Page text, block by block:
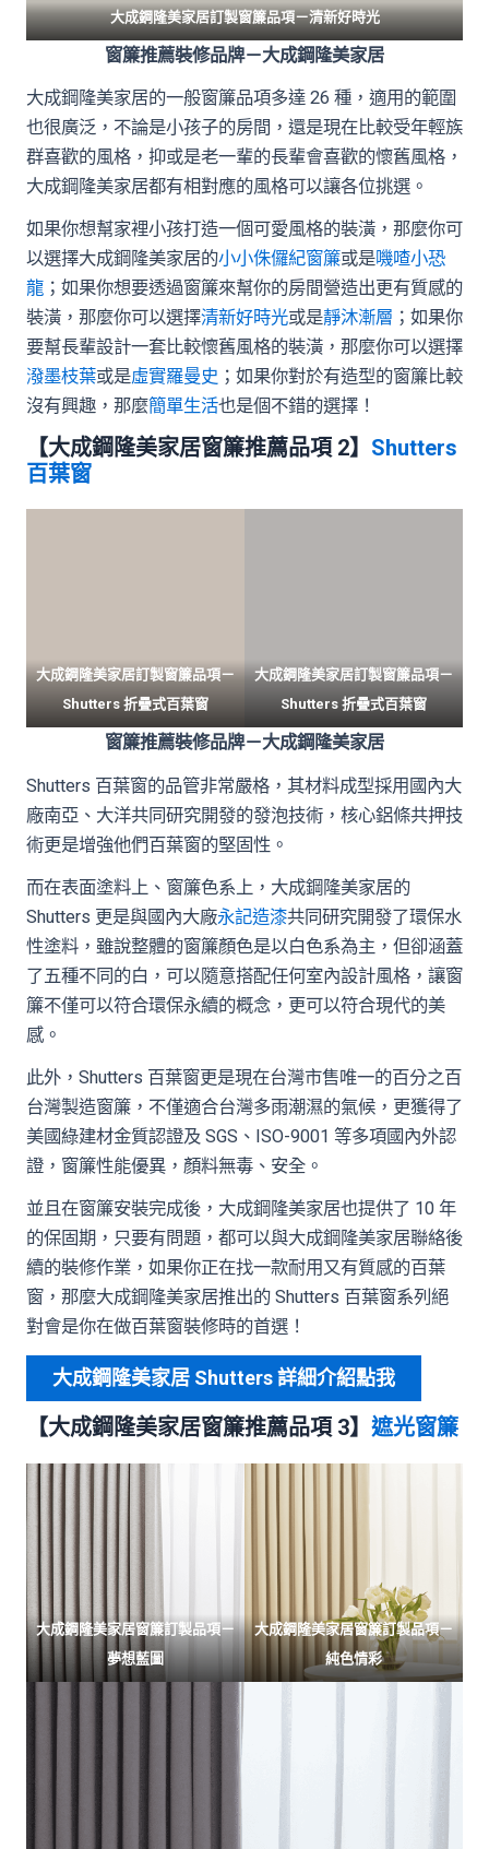
大成鋼隆美家居訂製窗簾品項－清新好時光
窗簾推薦裝修品牌－大成鋼隆美家居
大成鋼隆美家居的一般窗簾品項多達 26 種，適用的範圍
也很廣泛，不論是小孩子的房間，還是現在比較受年輕族
群喜歡的風格，抑或是老一輩的長輩會喜歡的懷舊風格，
大成鋼隆美家居都有相對應的風格可以讓各位挑選。
如果你想幫家裡小孩打造一個可愛風格的裝潢，那麼你可
以選擇大成鋼隆美家居的小小侏儸紀窗簾或是嘰喳小恐
龍；如果你想要透過窗簾來幫你的房間營造出更有質感的
裝潢，那麼你可以選擇清新好時光或是靜沐漸層 ；如果你
要幫長輩設計一套比較懷舊風格的裝潢，那麼你可以選擇
潑墨枝葉或是虛實羅曼史 ；如果你對於有造型的窗簾比較
沒有興趣，那麼簡單生活也是個不錯的選擇！
【大成鋼隆美家居窗簾推薦品項 2】 Shutters
百葉窗
大成鋼隆美家居訂製窗簾品項－
Shutters 折疊式百葉窗
大成鋼隆美家居訂製窗簾品項－
Shutters 折疊式百葉窗
窗簾推薦裝修品牌－大成鋼隆美家居
Shutters 百葉窗的品管非常嚴格，其材料成型採用國內大
廠南亞、大洋共同研究開發的發泡技術，核心鋁條共押技
術更是增強他們百葉窗的堅固性。
而在表面塗料上、窗簾色系上，大成鋼隆美家居的
Shutters 更是與國內大廠永記造漆共同研究開發了環保水
性塗料，雖說整體的窗簾顏色是以白色系為主，但卻涵蓋
了五種不同的白，可以隨意搭配任何室內設計風格，讓窗
簾不僅可以符合環保永續的概念，更可以符合現代的美
感。
此外，Shutters 百葉窗更是現在台灣市售唯一的百分之百
台灣製造窗簾，不僅適合台灣多雨潮濕的氣候，更獲得了
美國綠建材金質認證及 SGS、ISO-9001 等多項國內外認
證，窗簾性能優異，顏料無毒、安全。
並且在窗簾安裝完成後，大成鋼隆美家居也提供了 10 年
的保固期，只要有問題，都可以與大成鋼隆美家居聯絡後
續的裝修作業，如果你正在找一款耐用又有質感的百葉
窗，那麼大成鋼隆美家居推出的 Shutters 百葉窗系列絕
對會是你在做百葉窗裝修時的首選！
大成鋼隆美家居 Shutters 詳細介紹點我
【大成鋼隆美家居窗簾推薦品項 3】 遮光窗簾
大成鋼隆美家居窗簾訂製品項－
夢想藍圖
大成鋼隆美家居窗簾訂製品項－
純色情彩